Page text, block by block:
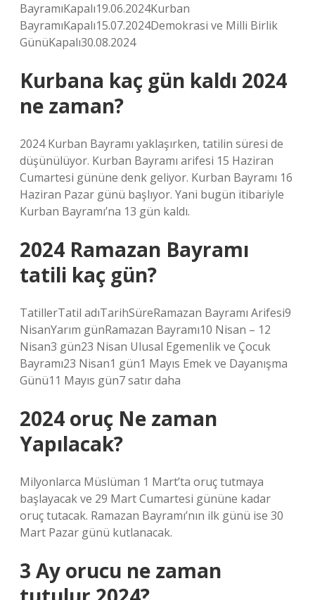
BayramıKapalı19.06.2024Kurban
BayramıKapalı15.07.2024Demokrasi ve Milli Birlik
GünüKapalı30.08.2024
Kurbana kaç gün kaldı 2024
ne zaman?
2024 Kurban Bayramı yaklaşırken, tatilin süresi de
düşünülüyor. Kurban Bayramı arifesi 15 Haziran
Cumartesi gününe denk geliyor. Kurban Bayramı 16
Haziran Pazar günü başlıyor. Yani bugün itibariyle
Kurban Bayramı’na 13 gün kaldı.
2024 Ramazan Bayramı
tatili kaç gün?
TatillerTatil adıTarihSüreRamazan Bayramı Arifesi9
NisanYarım günRamazan Bayramı10 Nisan – 12
Nisan3 gün23 Nisan Ulusal Egemenlik ve Çocuk
Bayramı23 Nisan1 gün1 Mayıs Emek ve Dayanışma
Günü11 Mayıs gün7 satır daha
2024 oruç Ne zaman
Yapılacak?
Milyonlarca Müslüman 1 Mart’ta oruç tutmaya
başlayacak ve 29 Mart Cumartesi gününe kadar
oruç tutacak. Ramazan Bayramı’nın ilk günü ise 30
Mart Pazar günü kutlanacak.
3 Ay orucu ne zaman